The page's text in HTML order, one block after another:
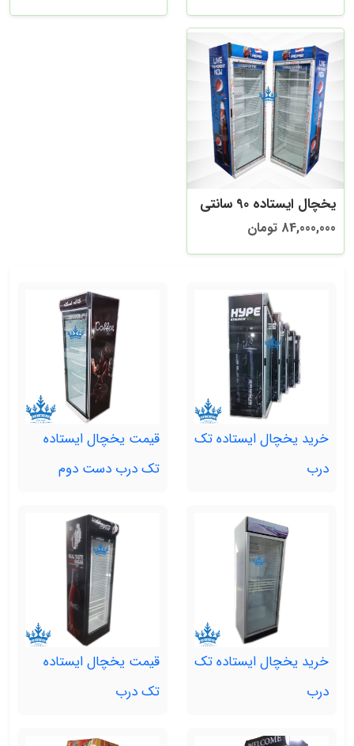
یخچال ایستاده 90 سانتی
84,000,000 تومان
خرید یخچال ایستاده تک
درب
قیمت یخچال ایستاده
تک درب دست دوم
خرید یخچال ایستاده تک
درب
قیمت یخچال ایستاده
تک درب